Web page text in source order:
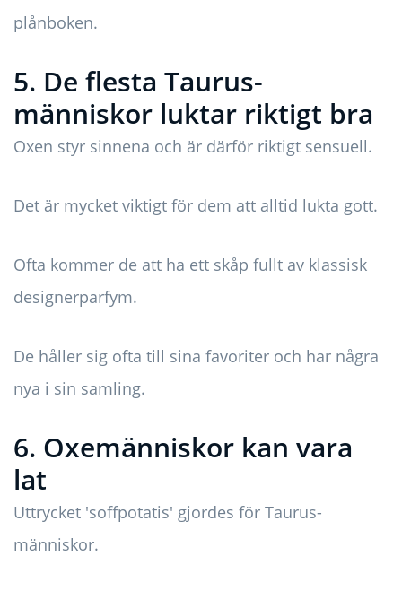
plånboken.
5. De flesta Taurus-
människor luktar riktigt bra
Oxen styr sinnena och är därför riktigt sensuell.
Det är mycket viktigt för dem att alltid lukta gott.
Ofta kommer de att ha ett skåp fullt av klassisk
designerparfym.
De håller sig ofta till sina favoriter och har några
nya i sin samling.
6. Oxemänniskor kan vara
lat
Uttrycket 'soffpotatis' gjordes för Taurus-
människor.